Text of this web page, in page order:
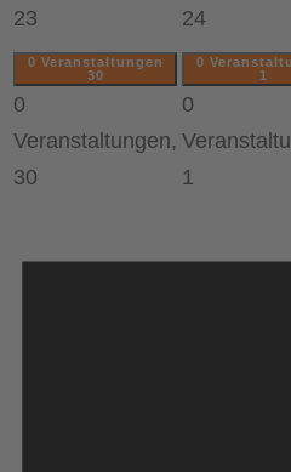
23 24
0 Veranstaltungen
30
0
Veranstaltungen,
30
0
1
0
1